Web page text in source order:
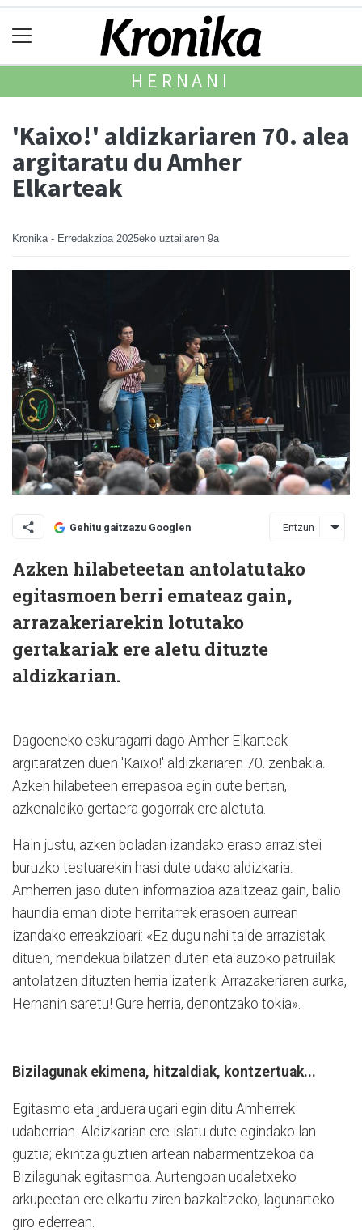
HERNANI
'Kaixo!' aldizkariaren 70. alea
argitaratu du Amher
Elkarteak
Kronika - Erredakzioa 2025eko uztailaren 9a
Gehitu gaitzazu Googlen Entzun
Azken hilabeteetan antolatutako
egitasmoen berri emateaz gain,
arrazakeriarekin lotutako
gertakariak ere aletu dituzte
aldizkarian.
Dagoeneko eskuragarri dago Amher Elkarteak
argitaratzen duen 'Kaixo!' aldizkariaren 70. zenbakia.
Azken hilabeteen errepasoa egin dute bertan,
azkenaldiko gertaera gogorrak ere aletuta.
Hain justu, azken boladan izandako eraso arrazistei
buruzko testuarekin hasi dute udako aldizkaria.
Amherren jaso duten informazioa azaltzeaz gain, balio
haundia eman diote herritarrek erasoen aurrean
izandako erreakzioari: «Ez dugu nahi talde arrazistak
dituen, mendekua bilatzen duten eta auzoko patruilak
antolatzen dituzten herria izaterik. Arrazakeriaren aurka,
Hernanin saretu! Gure herria, denontzako tokia».
Bizilagunak ekimena, hitzaldiak, kontzertuak...
Egitasmo eta jarduera ugari egin ditu Amherrek
udaberrian. Aldizkarian ere islatu dute egindako lan
guztia; ekintza guztien artean nabarmentzekoa da
Bizilagunak egitasmoa. Aurtengoan udaletxeko
arkupeetan ere elkartu ziren bazkaltzeko, lagunarteko
giro ederrean.